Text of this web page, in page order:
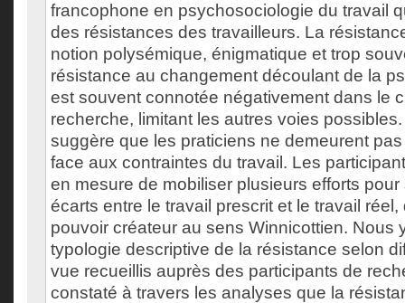
francophone en psychosociologie du travail
des résistances des travailleurs. La
notion polysémique, énigmatique et trop
résistance au changement découlant de la
est souvent connotée négativement dans le
recherche, limitant les autres voies
suggère que les praticiens ne demeurent
face aux contraintes du travail. Les
en mesure de mobiliser plusieurs efforts
écarts entre le travail prescrit et le travail
pouvoir créateur au sens Winnicottien. Nous
typologie descriptive de la résistance selon
vue recueillis auprès des participants de
constaté à travers les analyses que la